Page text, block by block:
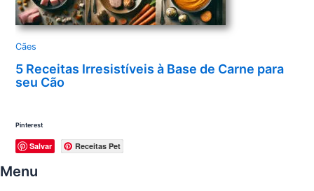
Cães
5 Receitas Irresistíveis à Base de Carne para
seu Cão
Pinterest
Salvar Receitas Pet
Menu